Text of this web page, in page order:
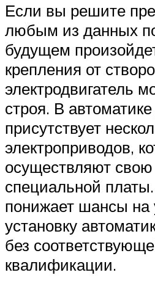
Если вы решите
любым из данных
будущем
крепления от
электродвигатель
строя. В
присутствует
электроприводов,
осуществляют свою
специальной
понижает шансы
установку
без
квалификации.